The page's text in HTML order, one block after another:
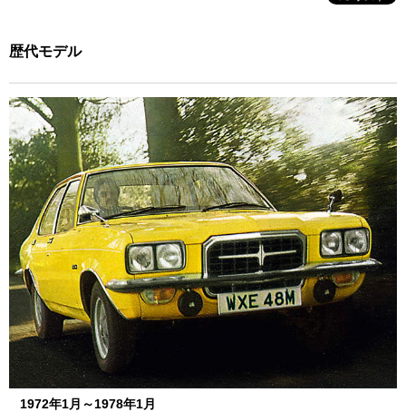
歴代モデル
1972年1月～1978年1月